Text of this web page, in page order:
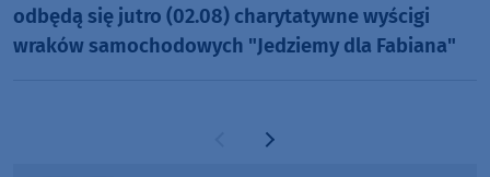
odbędą się jutro (02.08) charytatywne wyścigi
wraków samochodowych "Jedziemy dla Fabiana"
Poprzednia strona
Następna strona